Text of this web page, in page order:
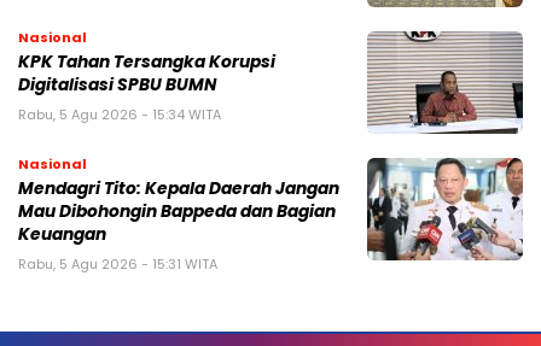
Nasional
KPK Tahan Tersangka Korupsi
Digitalisasi SPBU BUMN
Rabu, 5 Agu 2026 - 15:34 WITA
Nasional
Mendagri Tito: Kepala Daerah Jangan
Mau Dibohongin Bappeda dan Bagian
Keuangan
Rabu, 5 Agu 2026 - 15:31 WITA